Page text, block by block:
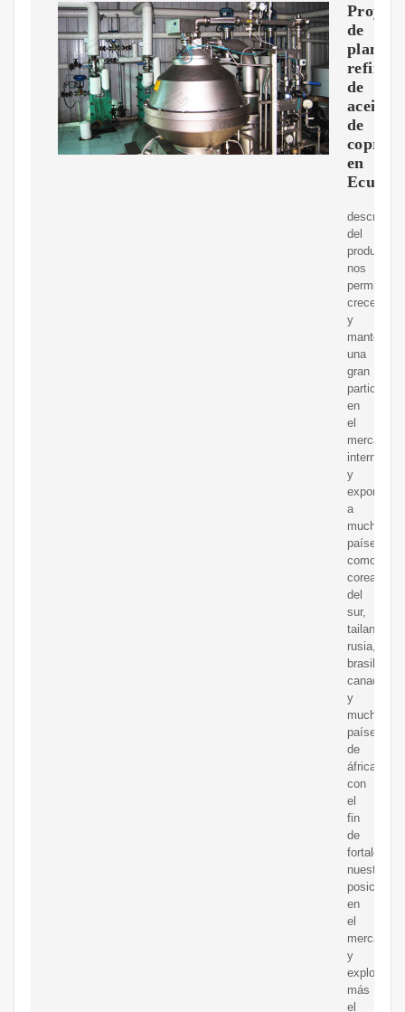
de
planta
de
aceite
de
copra
en
del
nos
permite
crecer
y
mantener
una
gran
en
el
mercado
interno
y
exportar
a
muchos
países
como
corea
del
sur,
tailandia,
rusia,
brasil,
canadá
y
muchos
países
de
áfrica.
con
el
fin
de
fortalecer
nuestra
posición
en
el
mercado
y
explorar
más
el